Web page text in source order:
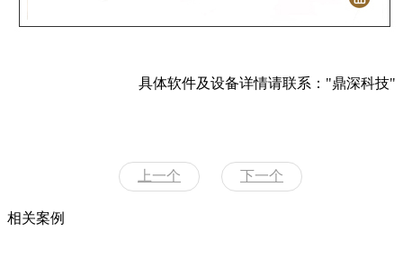
具体软件及设备详情请联系："鼎深科技"
上一个 下一个
相关案例